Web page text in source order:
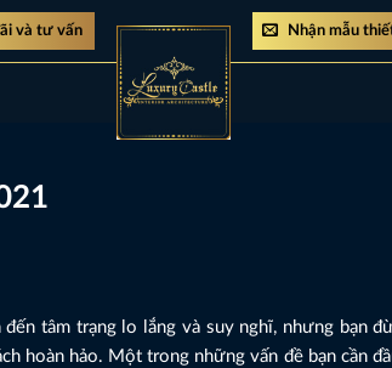
và tư vấn Nhận mẫu
tâm trạng lo lắng và suy nghĩ, nhưng bạn
hoàn hảo. Một trong những vấn đề bạn cần